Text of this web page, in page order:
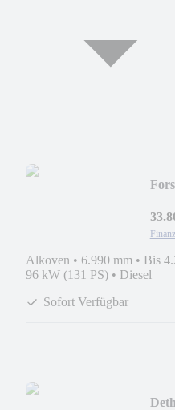
Alkoven • 6.990 mm • Bis
96 kW (131 PS) • Diesel
Sofort Verfügbar